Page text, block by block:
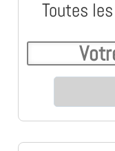
Toutes